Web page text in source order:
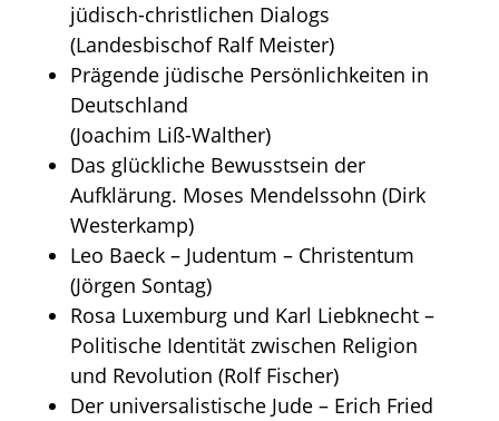
jüdisch-christlichen Dialogs
(Landesbischof Ralf Meister)
Prägende jüdische Persönlichkeiten in
Deutschland
(Joachim Liß-Walther)
Das glückliche Bewusstsein der
Aufklärung. ­Moses Mendelssohn (Dirk
Westerkamp)
Leo Baeck – Judentum – Christentum
(Jörgen Sontag)
Rosa Luxemburg und Karl Liebknecht –
Politische Identität zwischen Religion
und Revolution (Rolf Fischer)
Der universalistische Jude – Erich Fried